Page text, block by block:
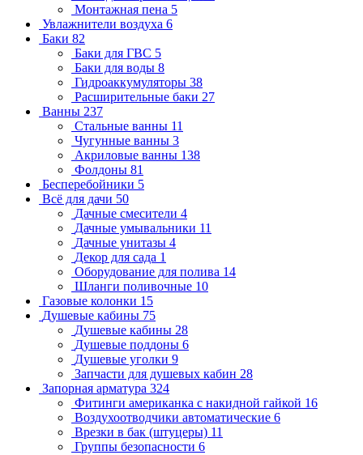
Монтажная пена 5
Увлажнители воздуха 6
Баки 82
Баки для ГВС 5
Баки для воды 8
Гидроаккумуляторы 38
Расширительные баки 27
Ванны 237
Стальные ванны 11
Чугунные ванны 3
Акриловые ванны 138
Фолдоны 81
Бесперебойники 5
Всё для дачи 50
Дачные смесители 4
Дачные умывальники 11
Дачные унитазы 4
Декор для сада 1
Оборудование для полива 14
Шланги поливочные 10
Газовые колонки 15
Душевые кабины 75
Душевые кабины 28
Душевые поддоны 6
Душевые уголки 9
Запчасти для душевых кабин 28
Запорная арматура 324
Фитинги американка с накидной гайкой 16
Воздухоотводчики автоматические 6
Врезки в бак (штуцеры) 11
Группы безопасности 6